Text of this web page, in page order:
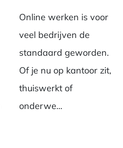
Online werken is voor
veel bedrijven de
standaard geworden.
Of je nu op kantoor zit,
thuiswerkt of
onderwe...